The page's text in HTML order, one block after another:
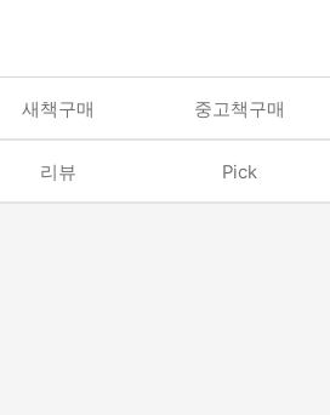
새책구매 중고책구매
리뷰 Pick